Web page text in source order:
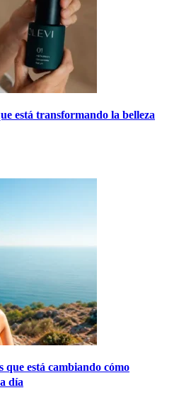
está transformando la belleza
que está cambiando cómo
día